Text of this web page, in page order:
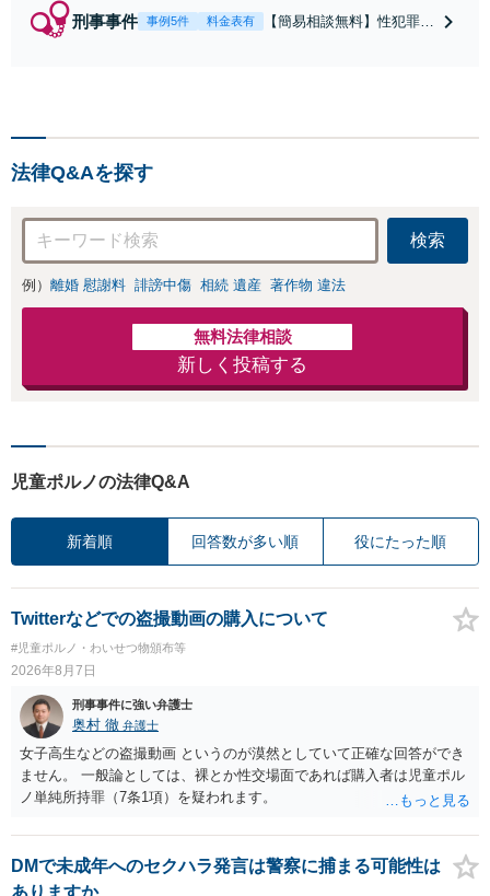
刑事事件 事例5件 料金表有
【簡易相談無料】性犯罪
法律Q&Aを探す
検索
例） 離婚 慰謝料 誹謗中傷 相続 遺産 著作物 違法
無料法律相談
新しく投稿する
児童ポルノの法律Q&A
新着順 回答数が多い順 役にたった順
Twitterなどでの盗撮動画の購入について
#児童ポルノ・わいせつ物頒布等
2026年8月7日
刑事事件に強い弁護士
奥村 徹 弁護士
女子高生などの盗撮動画 というのが漠然としていて正確な回答ができ
ません。 一般論としては、裸とか性交場面であれば購入者は児童ポル
ノ単純所持罪（7条1項）を疑われます。
DMで未成年へのセクハラ発言は警察に捕まる可能性は
ありますか